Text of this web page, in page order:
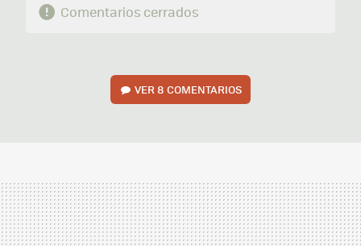
Comentarios cerrados
VER8 COMENTARIOS